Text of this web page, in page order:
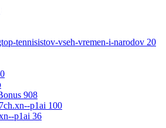
tennisistov-vseh-vremen-i-narodov 20
908
p1ai 100
p1ai 36